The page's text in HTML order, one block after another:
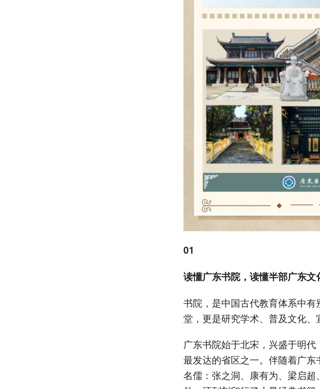
01
读懂广东书院， 读懂半部广东文
书院，是中国古代教育体系中
堂，更是研究学术、普及文化、
广东书院始于北宋，兴盛于明
最发达的省区之一。伴随着广
名儒：张之洞、康有为、梁启